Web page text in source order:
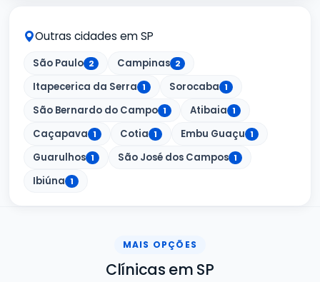
Outras cidades em SP
São Paulo 2 Campinas 2
Itapecerica da Serra 1 Sorocaba 1
São Bernardo do Campo 1 Atibaia 1
Caçapava 1 Cotia 1 Embu Guaçu 1
Guarulhos 1 São José dos Campos 1
Ibiúna 1
MAIS OPÇÕES
Clínicas em SP